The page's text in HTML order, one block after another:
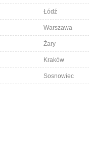
Łódź
Warszawa
Żary
Kraków
Sosnowiec